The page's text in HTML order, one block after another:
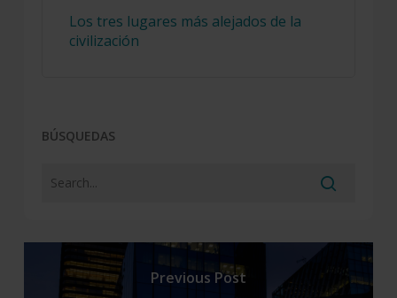
Los tres lugares más alejados de la
civilización
BÚSQUEDAS
Previous Post